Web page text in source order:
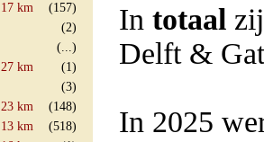
17 km
(157)
(2)
(...)
27 km
(1)
(3)
23 km
(148)
13 km
(518)
In totaal
Delft &
In 2025